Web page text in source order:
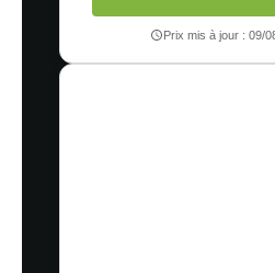
Prix mis à jour : 09/